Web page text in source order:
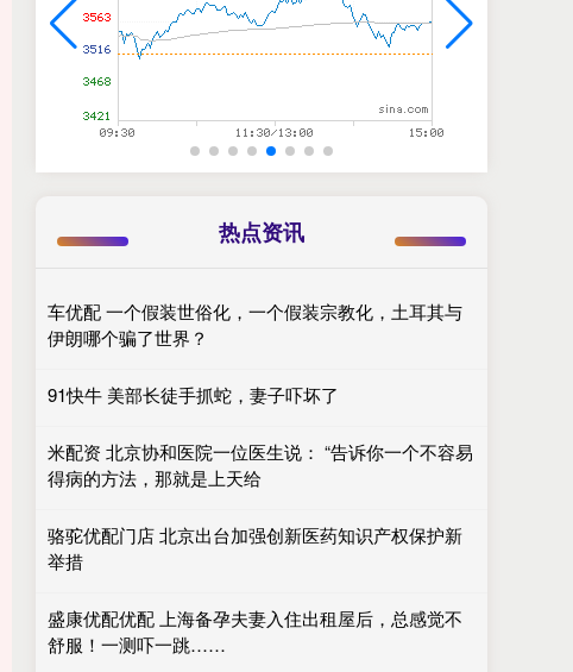
热点资讯
车优配 一个假装世俗化，一个假装宗教化，土耳其与
伊朗哪个骗了世界？
91快牛 美部长徒手抓蛇，妻子吓坏了
米配资 北京协和医院一位医生说： “告诉你一个不容易
得病的方法，那就是上天给
骆驼优配门店 北京出台加强创新医药知识产权保护新
举措
盛康优配优配 上海备孕夫妻入住出租屋后，总感觉不
舒服！一测吓一跳……